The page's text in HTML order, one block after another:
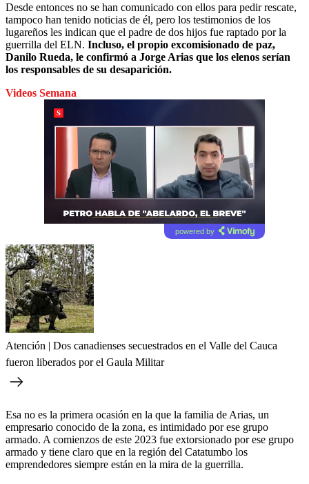
Desde entonces no se han comunicado con ellos para pedir rescate,
tampoco han tenido noticias de él, pero los testimonios de los
lugareños les indican que el padre de dos hijos fue raptado por la
guerrilla del ELN. Incluso, el propio excomisionado de paz,
Danilo Rueda, le confirmó a Jorge Arias que los elenos serían
los responsables de su desaparición.
Videos Semana
powered by
Atención | Dos canadienses secuestrados en el Valle del Cauca
fueron liberados por el Gaula Militar
Esa no es la primera ocasión en la que la familia de Arias, un
empresario conocido de la zona, es intimidado por ese grupo
armado. A comienzos de este 2023 fue extorsionado por ese grupo
armado y tiene claro que en la región del Catatumbo los
emprendedores siempre están en la mira de la guerrilla.